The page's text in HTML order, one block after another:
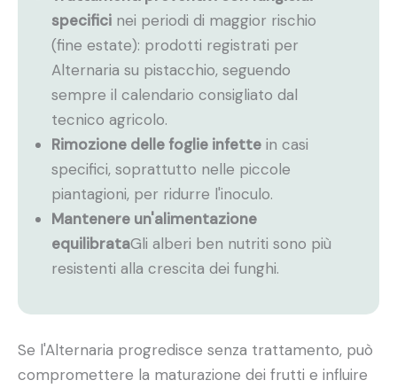
specifici nei periodi di maggior rischio
(fine estate): prodotti registrati per
Alternaria su pistacchio, seguendo
sempre il calendario consigliato dal
tecnico agricolo.
Rimozione delle foglie infette in casi
specifici, soprattutto nelle piccole
piantagioni, per ridurre l'inoculo.
Mantenere un'alimentazione
equilibrataGli alberi ben nutriti sono più
resistenti alla crescita dei funghi.
Se l'Alternaria progredisce senza trattamento, può
compromettere la maturazione dei frutti e influire